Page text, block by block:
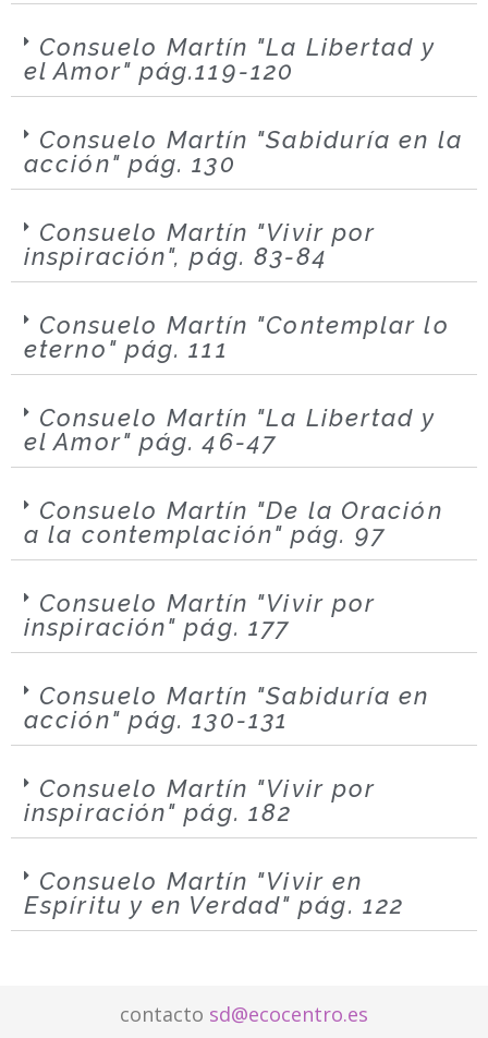
Consuelo Martín "La Libertad y
el Amor" pág.119-120
Consuelo Martín "Sabiduría en la
acción" pág. 130
Consuelo Martín "Vivir por
inspiración", pág. 83-84
Consuelo Martín "Contemplar lo
eterno" pág. 111
Consuelo Martín "La Libertad y
el Amor" pág. 46-47
Consuelo Martín "De la Oración
a la contemplación" pág. 97
Consuelo Martín "Vivir por
inspiración" pág. 177
Consuelo Martín "Sabiduría en
acción" pág. 130-131
Consuelo Martín "Vivir por
inspiración" pág. 182
Consuelo Martín "Vivir en
Espíritu y en Verdad" pág. 122
contacto sd@ecocentro.es